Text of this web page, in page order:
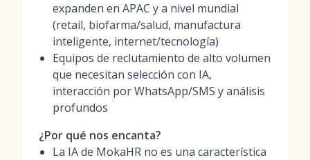
expanden en APAC y a nivel mundial
(retail, biofarma/salud, manufactura
inteligente, internet/tecnología)
Equipos de reclutamiento de alto volumen
que necesitan selección con IA,
interacción por WhatsApp/SMS y análisis
profundos
¿Por qué nos encanta?
La IA de MokaHR no es una característica